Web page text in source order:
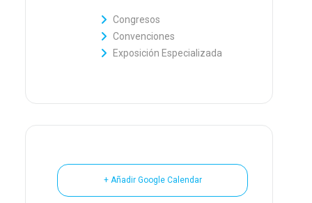
Congresos
Convenciones
Exposición Especializada
+ Añadir Google Calendar